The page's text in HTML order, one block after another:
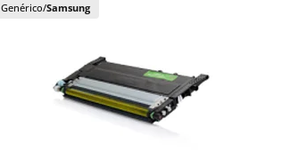
Genérico/Samsung